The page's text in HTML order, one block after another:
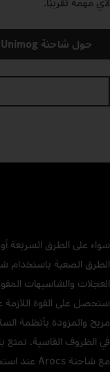
حول شاحنة Unimog المخصصة للسير على الأراضي الوعرة للغاية
سواء على الطرق السريعة
العجلات والشاسيهات
ستحصل على القوة
مريح والمزودة بأنظمة
في الظروف القاسية. تمتع
مع شاحنة Arocs عند استخدامها على الطرق الوعرة.